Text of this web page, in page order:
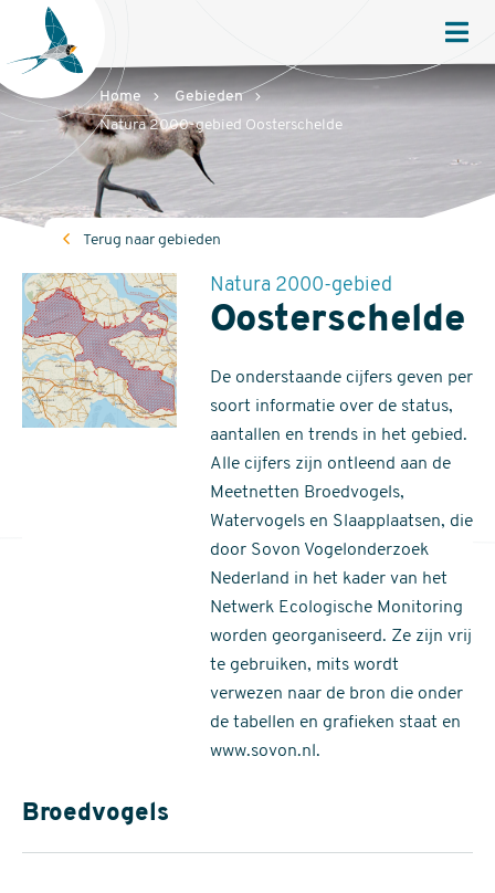
Sovon
Homepage
Home
Gebieden
Natura 2000-gebied Oosterschelde
Terug naar gebieden
Natura 2000-gebied
Oosterschelde
De onderstaande cijfers geven per
soort informatie over de status,
aantallen en trends in het gebied.
Alle cijfers zijn ontleend aan de
Meetnetten Broedvogels,
Watervogels en Slaapplaatsen, die
door Sovon Vogelonderzoek
Nederland in het kader van het
Netwerk Ecologische Monitoring
worden georganiseerd. Ze zijn vrij
te gebruiken, mits wordt
verwezen naar de bron die onder
de tabellen en grafieken staat en
www.sovon.nl.
Broedvogels